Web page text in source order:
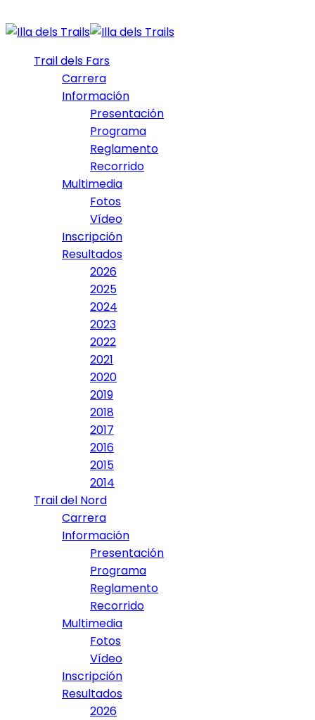
Trail dels Fars
Carrera
Información
Presentación
Programa
Reglamento
Recorrido
Multimedia
Fotos
Vídeo
Inscripción
Resultados
2026
2025
2024
2023
2022
2021
2020
2019
2018
2017
2016
2015
2014
Trail del Nord
Carrera
Información
Presentación
Programa
Reglamento
Recorrido
Multimedia
Fotos
Vídeo
Inscripción
Resultados
2026